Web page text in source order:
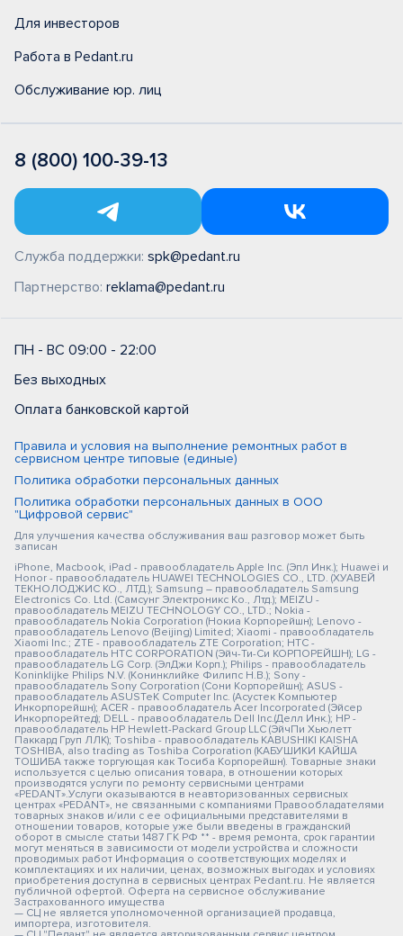
Для инвесторов
Работа в Pedant.ru
Обслуживание юр. лиц
8 (800) 100-39-13
Служба поддержки: spk@pedant.ru
Партнерство: reklama@pedant.ru
ПН - ВС 09:00 - 22:00
Без выходных
Оплата банковской картой
Правила и условия на выполнение ремонтных работ в
сервисном центре типовые (единые)
Политика обработки персональных данных
Политика обработки персональных данных в ООО
"Цифровой сервис"
Для улучшения качества обслуживания ваш разговор может быть
записан
iPhone, Macbook, iPad - правообладатель Apple Inc. (Эпл Инк.); Huawei и
Honor - правообладатель HUAWEI TECHNOLOGIES CO., LTD. (ХУАВЕЙ
ТЕКНОЛОДЖИС КО., ЛТД.); Samsung – правообладатель Samsung
Electronics Co. Ltd. (Самсунг Электроникс Ко., Лтд.); MEIZU -
правообладатель MEIZU TECHNOLOGY CO., LTD.; Nokia -
правообладатель Nokia Corporation (Нокиа Корпорейшн); Lenovo -
правообладатель Lenovo (Beijing) Limited; Xiaomi - правообладатель
Xiaomi Inc.; ZTE - правообладатель ZTE Corporation; HTC -
правообладатель HTC CORPORATION (Эйч-Ти-Си КОРПОРЕЙШН); LG -
правообладатель LG Corp. (ЭлДжи Корп.); Philips - правообладатель
Koninklijke Philips N.V. (Конинклийке Филипс Н.В.); Sony -
правообладатель Sony Corporation (Сони Корпорейшн); ASUS -
правообладатель ASUSTeK Computer Inc. (Асустек Компьютер
Инкорпорейшн); ACER - правообладатель Acer Incorporated (Эйсер
Инкорпорейтед); DELL - правообладатель Dell Inc.(Делл Инк.); HP -
правообладатель HP Hewlett-Packard Group LLC (ЭйчПи Хьюлетт
Паккард Груп ЛЛК); Toshiba - правообладатель KABUSHIKI KAISHA
TOSHIBA, also trading as Toshiba Corporation (КАБУШИКИ КАЙША
ТОШИБА также торгующая как Тосиба Корпорейшн). Товарные знаки
используется с целью описания товара, в отношении которых
производятся услуги по ремонту сервисными центрами
«PEDANT».Услуги оказываются в неавторизованных сервисных
центрах «PEDANT», не связанными с компаниями Правообладателями
товарных знаков и/или с ее официальными представителями в
отношении товаров, которые уже были введены в гражданский
оборот в смысле статьи 1487 ГК РФ ** - время ремонта, срок гарантии
могут меняться в зависимости от модели устройства и сложности
проводимых работ Информация о соответствующих моделях и
комплектациях и их наличии, ценах, возможных выгодах и условиях
приобретения доступна в сервисных центрах Pedant.ru. Не является
публичной офертой. Оферта на сервисное обслуживание
Застрахованного имущества
— СЦ не является уполномоченной организацией продавца,
импортера, изготовителя.